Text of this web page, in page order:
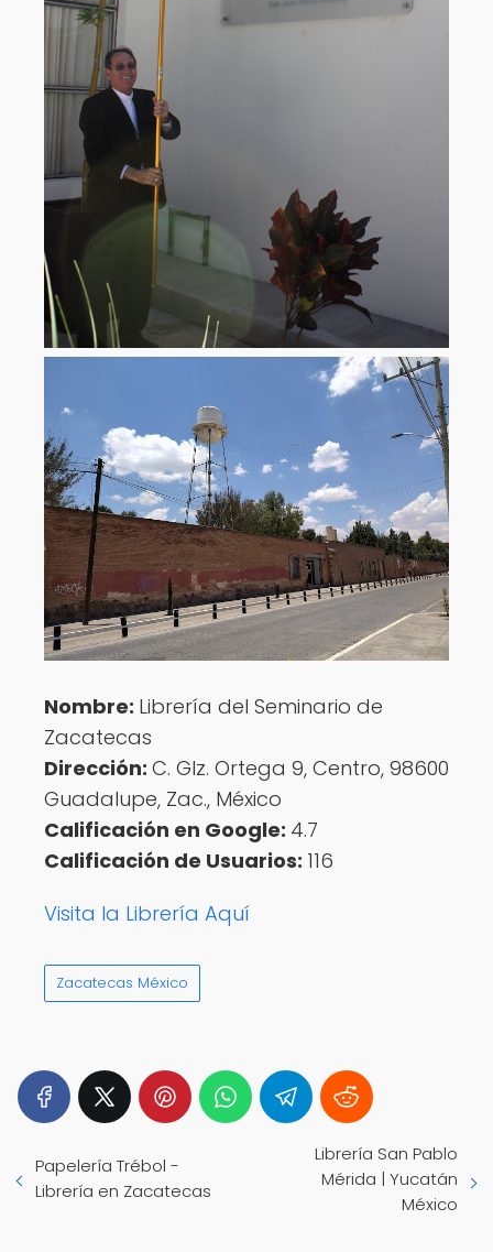
Nombre: Librería del Seminario de
Zacatecas
Dirección: C. Glz. Ortega 9, Centro, 98600
Guadalupe, Zac., México
Calificación en Google: 4.7
Calificación de Usuarios: 116
Visita la Librería Aquí
Zacatecas México
Papelería Trébol -
Librería en Zacatecas
Librería San Pablo
Mérida | Yucatán
México